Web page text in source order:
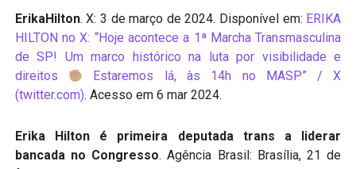
ErikaHilton. X: 3 de março de 2024. Disponível em: ERIKA
HILTON no X: “Hoje acontece a 1ª Marcha Transmasculina
de SP! Um marco histórico na luta por visibilidade e
direitos
Estaremos lá, às 14h no MASP” / X
(twitter.com). Acesso em 6 mar 2024.
Erika Hilton é primeira deputada trans a liderar
bancada no Congresso. Agência Brasil: Brasília, 21 de